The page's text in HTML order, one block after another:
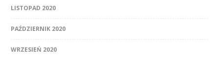
LISTOPAD 2020
PAŹDZIERNIK 2020
WRZESIEŃ 2020